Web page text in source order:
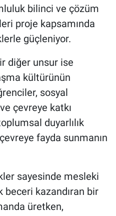
bilinci ve çözüm
proje kapsamında
güçleniyor.
diğer unsur ise
kültürünün
sosyal
çevreye katkı
duyarlılık
fayda sunmanın
sayesinde mesleki
beceri kazandıran bir
üretken,